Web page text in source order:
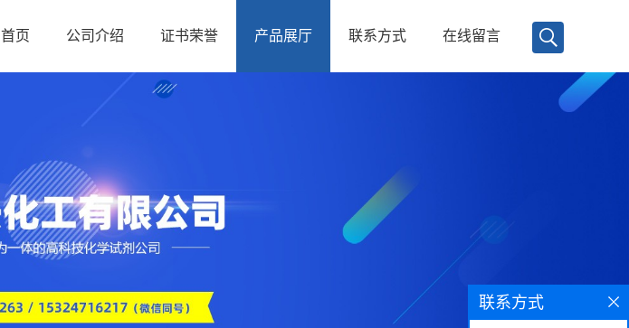
页 公司介绍 证书荣誉 产品展厅 联系方式 在线留言
联系方式